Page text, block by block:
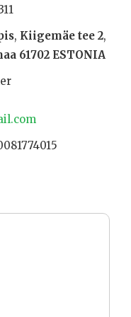
, Kiigemäe tee 2,
61702 ESTONIA